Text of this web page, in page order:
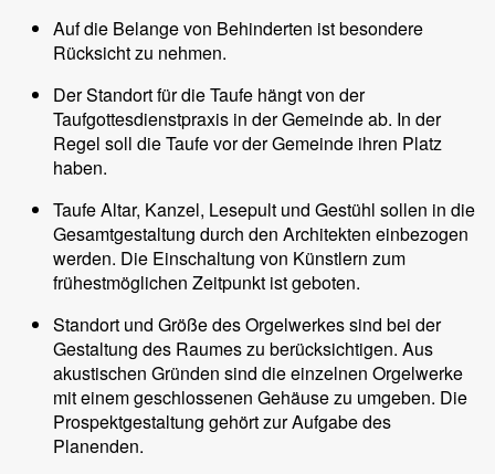
Auf die Belange von Behinderten ist besondere
Rücksicht zu nehmen.
Der Standort für die Taufe hängt von der
Taufgottesdienstpraxis in der Gemeinde ab. In der
Regel soll die Taufe vor der Gemeinde ihren Platz
haben.
Taufe Altar, Kanzel, Lesepult und Gestühl sollen in die
Gesamtgestaltung durch den Architekten einbezogen
werden. Die Einschaltung von Künstlern zum
frühestmöglichen Zeitpunkt ist geboten.
Standort und Größe des Orgelwerkes sind bei der
Gestaltung des Raumes zu berücksichtigen. Aus
akustischen Gründen sind die einzelnen Orgelwerke
mit einem geschlossenen Gehäuse zu umgeben. Die
Prospektgestaltung gehört zur Aufgabe des
Planenden.